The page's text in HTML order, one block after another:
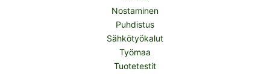
Nostaminen
Puhdistus
Sähkötyökalut
Työmaa
Tuotetestit